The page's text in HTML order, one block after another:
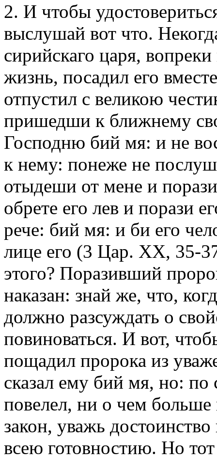
2. И чтобы
выслушай вот что.
сирийскаго царя,
жизнь, посадил его
отпустил с великою
пришедши к ближнему
Господню бий мя: и не
к нему: понеже не
отыдеши от мене и
обрете его лев и порази
рече: бий мя: и би его
лице его (3 Цар. XX, 35-
этого? Поразивший
наказан: знай же, что,
должно разсуждать о
повиноваться. И вот,
пощадил пророка из
сказал ему бий мя, но: по
повелел, ни о чем
закон, уважь
всею готовностию. Но